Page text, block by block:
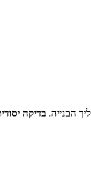
הבנייה. בדיקה